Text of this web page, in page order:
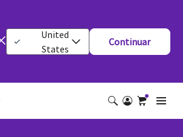
United
States
Continuar